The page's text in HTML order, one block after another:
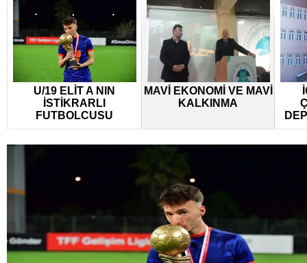
U/19 ELİT A NIN
İSTİKRARLI
FUTBOLCUSU
MAVİ EKONOMİ VE MAVİ
KALKINMA